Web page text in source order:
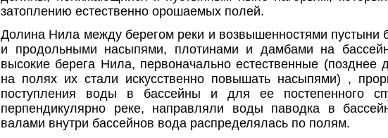
затоплению естественно орошаемых полей.
Долина Нила между берегом реки и возвышенностями пустыни
и продольными насыпями, плотинами и дамбами на
высокие берега Нила, первоначально естественные
на полях их стали искусственно повышать насыпями) ,
поступления воды в бассейны и для ее постепенного
перпендикулярно реке, направляли воды паводка в
валами внутри бассейнов вода распределялась по полям.